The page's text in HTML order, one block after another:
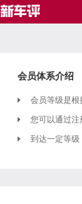
会员体系介绍
会员等级是
您可以通过
到达一定等